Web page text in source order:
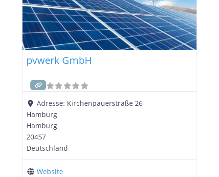
pvwerk GmbH
Adresse: Kirchenpauerstraße 26
Hamburg
Hamburg
20457
Deutschland
Website